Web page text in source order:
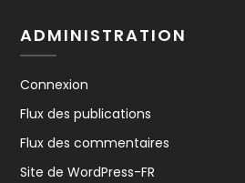
ADMINISTRATION
Connexion
Flux des publications
Flux des commentaires
Site de WordPress-FR